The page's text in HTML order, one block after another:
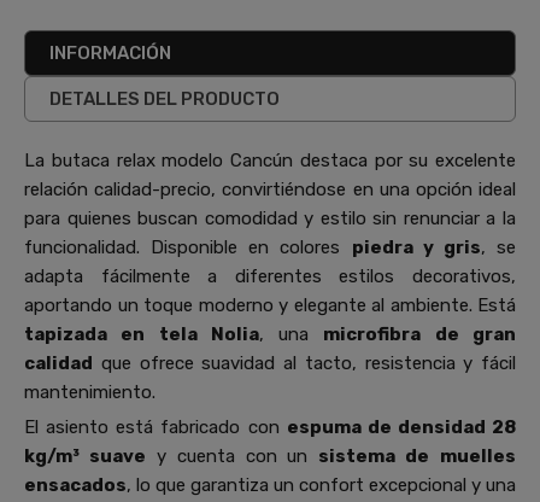
INFORMACIÓN
DETALLES DEL PRODUCTO
La butaca relax modelo Cancún destaca por su excelente
relación calidad-precio, convirtiéndose en una opción ideal
para quienes buscan comodidad y estilo sin renunciar a la
funcionalidad. Disponible en colores piedra y gris, se
adapta fácilmente a diferentes estilos decorativos,
aportando un toque moderno y elegante al ambiente. Está
tapizada en tela Nolia, una microfibra de gran
calidad que ofrece suavidad al tacto, resistencia y fácil
mantenimiento.
El asiento está fabricado con espuma de densidad 28
kg/m³ suave y cuenta con un sistema de
muelles
ensacados, lo que garantiza un confort excepcional y una